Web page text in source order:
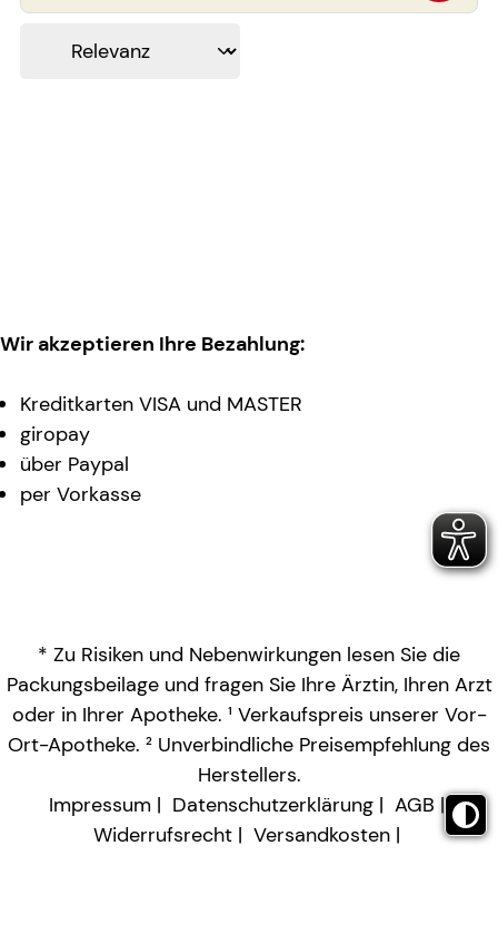
Wir akzeptieren Ihre Bezahlung:
Kreditkarten VISA und MASTER
giropay
über Paypal
per Vorkasse
* Zu Risiken und Nebenwirkungen lesen Sie die
Packungsbeilage und fragen Sie Ihre Ärztin, Ihren Arzt
oder in Ihrer Apotheke. ¹ Verkaufspreis unserer Vor-
Ort-Apotheke. ² Unverbindliche Preisempfehlung des
Herstellers.
Impressum
Datenschutzerklärung
AGB
Widerrufsrecht
Versandkosten